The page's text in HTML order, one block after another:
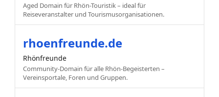
Aged Domain für Rhön-Touristik – ideal für
Reiseveranstalter und Tourismusorganisationen.
rhoenfreunde.de
Rhönfreunde
Community-Domain für alle Rhön-Begeisterten –
Vereinsportale, Foren und Gruppen.